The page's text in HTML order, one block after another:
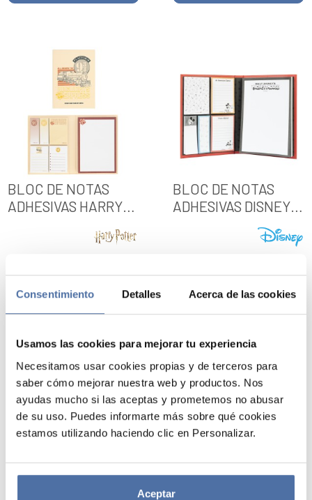
Consentimiento Detalles Acerca de las cookies
Usamos las cookies para mejorar tu experiencia
Necesitamos usar cookies propias y de terceros para
saber cómo mejorar nuestra web y productos. Nos
ayudas mucho si las aceptas y prometemos no abusar
de su uso. Puedes informarte más sobre qué cookies
estamos utilizando haciendo clic en Personalizar.
Aceptar
BLOC DE NOTAS
ADHESIVAS HARRY
PLATAFORMA 9 3/4
VER
BLOC DE NOTAS
ADHESIVAS DISNEY
MICKEY CLASSIC
VER
NOTAS MAGNETICAS
BLOC DE NOTAS
ADHESIVAS DISNEY